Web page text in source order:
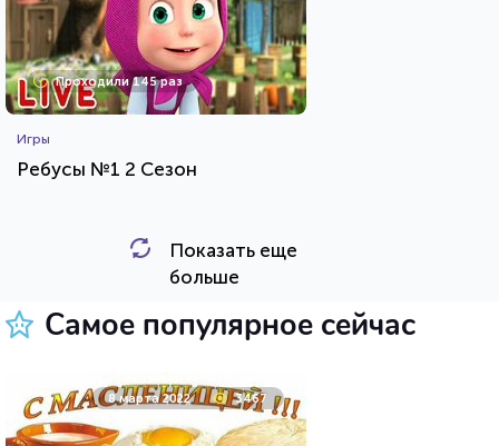
Проходили 145 раз
Игры
Ребусы №1 2 Сезон
HTML - код
17 февраля 2022
Показать еще
больше
Самое популярное сейчас
8 марта 2022 3467